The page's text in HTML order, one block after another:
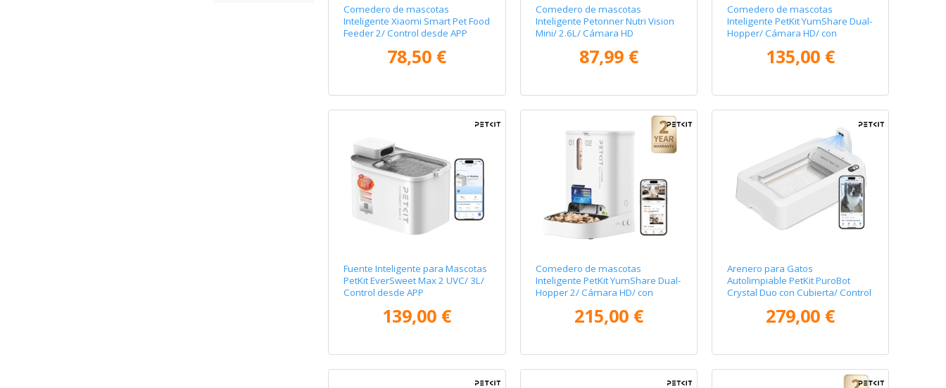
Comedero de mascotas
Inteligente Xiaomi Smart Pet Food
Feeder 2/ Control desde APP
78,50 €
Comedero de mascotas
Inteligente Petonner Nutri Vision
Mini/ 2.6L/ Cámara HD
87,99 €
Comedero de mascotas
Inteligente PetKit YumShare Dual-
Hopper/ Cámara HD/ con
135,00 €
Fuente Inteligente para Mascotas
PetKit EverSweet Max 2 UVC/ 3L/
Control desde APP
139,00 €
Comedero de mascotas
Inteligente PetKit YumShare Dual-
Hopper 2/ Cámara HD/ con
215,00 €
Arenero para Gatos
Autolimpiable PetKit PuroBot
Crystal Duo con Cubierta/ Control
279,00 €